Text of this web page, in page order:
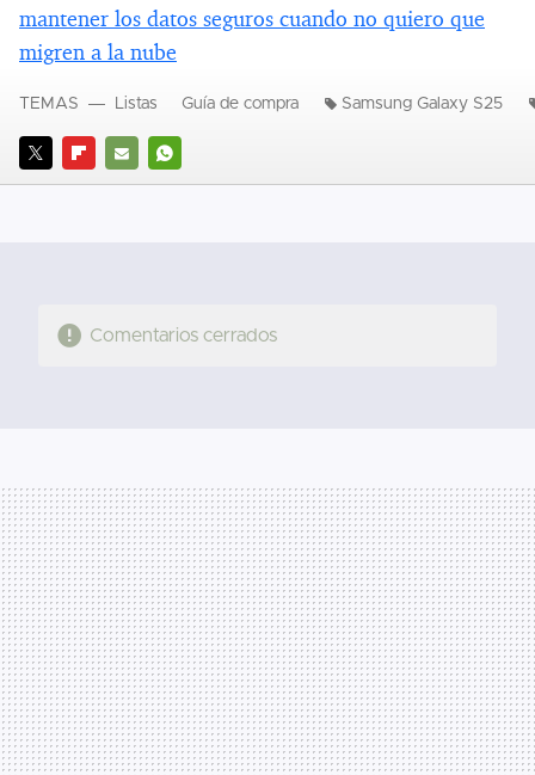
mantener los datos seguros cuando no quiero que
migren a la nube
TWITTERFLIPBOARD
E- WHATSAPP
TEMAS Listas Guía de compra Samsung Galaxy S25
Comentarios cerrados